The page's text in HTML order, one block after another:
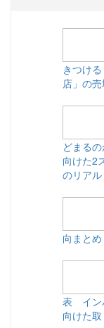
きつけ
店」の
どまる
向けた2
のリアル
向まと
表 イン
向けた